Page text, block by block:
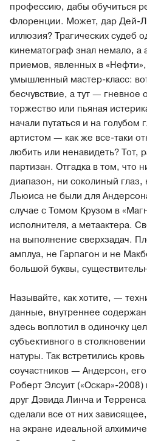
профессию, дабы обучиться
Флоренции. Может, дар Дей-
иллюзия? Трагических судеб
кинематограф знал немало, а
приемов, явленных в
умышленный мастер-класс:
бесчувствие, а тут — гневное
торжество или пьяная
начали путаться и на голубом
артистом — как же все-таки
любить или ненавидеть? Тот,
партизан. Отгадка в том, что
диапазон, ни соколиный
Льюиса не были для
случае с Томом Крузом в
исполнителя, а метаактера.
на выполнение сверхзадач.
амплуа, не Гарпагон и не
большой буквы,
Называйте, как хотите, —
данные, внутреннее
здесь воплотил в одиночку
субъективного в
натуры. Так встретились
соучастников — Андерсон,
Роберт Элсуит («Оскар»-
друг Дэвида Линча и
сделали все от них
на экране идеальной